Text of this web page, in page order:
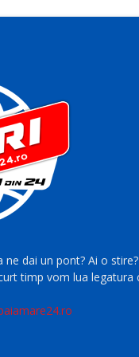
ne dai un pont? Ai o stire?
timp vom lua legatura